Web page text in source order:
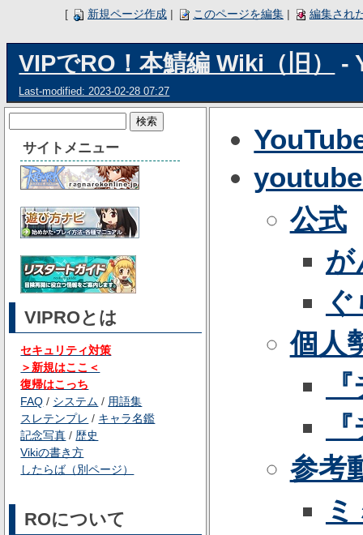
[ 新規ページ作成 | このページを編集 | 編集され
VIPでRO！本鯖編 Wiki（旧） -
Last-modified: 2023-02-28 07:27
サイトメニュー
VIPROとは
セキュリティ対策
＞新規はここ＜
復帰はこっち
FAQ / システム / 用語集
スレテンプレ / キャラ名鑑
記念写真 / 歴史
Vikiの書き方
したらば（別ページ）
ROについて
公式
が
個人
参考